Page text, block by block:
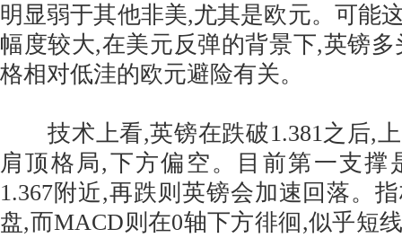
明显弱于其他非美,尤其是欧元。可能
幅度较大,在美元反弹的背景下,英镑
格相对低洼的欧元避险有关。
技术上看,英镑在跌破1.381之后,上
肩顶格局,下方偏空。目前第一支撑
1.367附近,再跌则英镑会加速回落。
盘,而MACD则在0轴下方徘徊,似乎短